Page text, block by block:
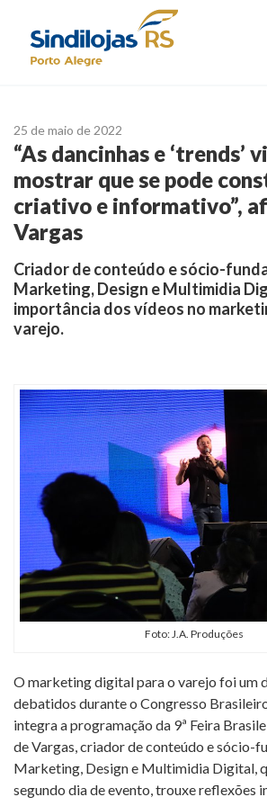
25 de maio de 2022
“As dancinhas e ‘trends’
mostrar que se pode
criativo e informativo”,
Vargas
Criador de conteúdo e sócio-
Marketing, Design e Multimidia
importância dos vídeos no
varejo.
Foto: J.A. Produções
O marketing digital para o varejo foi um
debatidos durante o Congresso
integra a programação da 9ª Feira
de Vargas, criador de conteúdo e sócio-
Marketing, Design e Multimidia Digital,
segundo dia de evento, trouxe reflexões